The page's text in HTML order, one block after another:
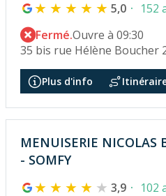
5,0
152
Fermé.Ouvre à 09:30
35 bis rue Hélène Boucher
Plus d'info
MENUISERIE NICOLAS
- SOMFY
3,9
102